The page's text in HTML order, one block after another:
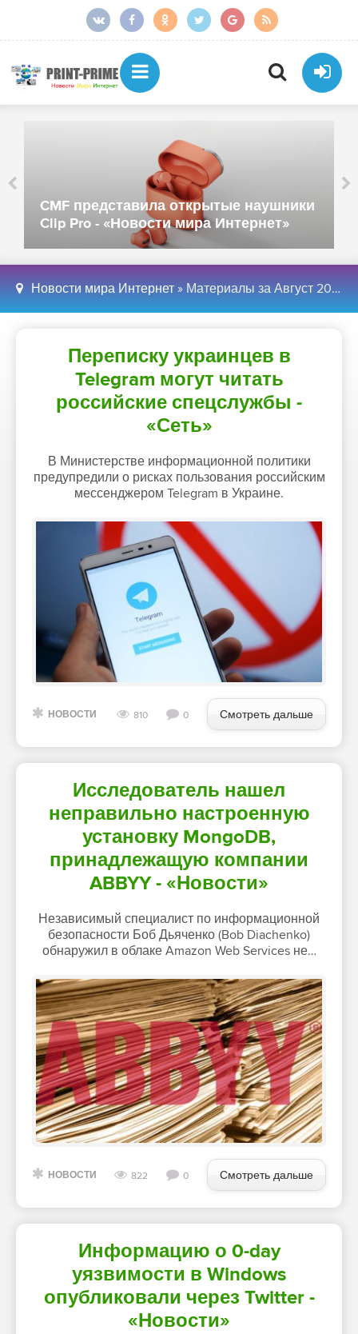
Сбер представил Kandinsky WM 1.0 для
обучения роботов - «Новости мира
Интернет»
Новости мира Интернет » Материалы за Август 2018 года » Страница 4
Переписку украинцев в
Telegram могут читать
российские спецслужбы -
«Сеть»
В Министерстве информационной политики
предупредили о рисках пользования российским
мессенджером Telegram в Украине.
НОВОСТИ 810 0 Смотреть дальше
Исследователь нашел
неправильно настроенную
установку MongoDB,
принадлежащую компании
ABBYY - «Новости»
Независимый специалист по информационной
безопасности Боб Дьяченко (Bob Diachenko)
обнаружил в облаке Amazon Web Services не…
НОВОСТИ 822 0 Смотреть дальше
Информацию о 0-day
уязвимости в Windows
опубликовали через Twitter -
«Новости»